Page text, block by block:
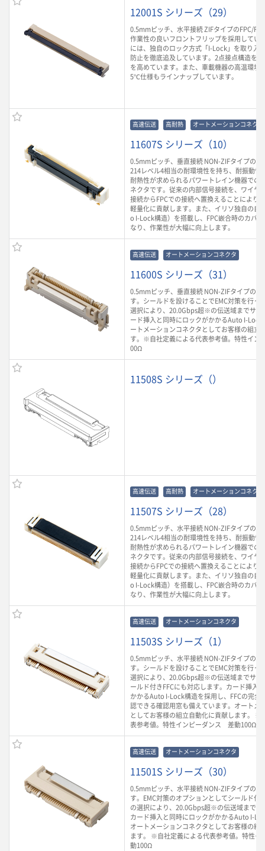
12001S シリーズ（29）
0.5mmピッチ、水平接続 ZIFタイプのFPC/
作業性の良いフロントフリップを採用してい
には、独自のロック方式「I-Lock」を取り入
防止を徹底追及しています。2点接点構造を
を高めています。また、車載機器の高温環境
5℃仕様もラインナップしています。
高速伝送 高耐熱 オートメーションコネクタ
11607S シリーズ（10）
0.5mmピッチ、垂直接続 NON-ZIFタイプの
214レベル4相当の耐環境性を持ち、耐振動
耐熱性が求められるパワートレイン機器での
ネクタです。従来の内部信号接続を、ワイヤ
接続からFPCでの接続へ置換えることにより
軽量化に貢献します。また、イリソ独自の自
o I-Lock構造）を搭載し、FPC嵌合時のカバ
なり、作業性が大幅に向上します。
高速伝送 オートメーションコネクタ
11600S シリーズ（31）
0.5mmピッチ、垂直接続 NON-ZIFタイプの
す。シールドを設けることでEMC対策を行っ
選択により、20.0Gbps超※の伝送域までサポ
ード挿入と同時にロックがかかるAuto I-Lock
ートメーションコネクタとしてお客様の組立
す。※自社定義による代表参考値。特性イ
00Ω
11508S シリーズ（）
高速伝送 高耐熱 オートメーションコネクタ
11507S シリーズ（28）
0.5mmピッチ、水平接続 NON-ZIFタイプの
214レベル4相当の耐環境性を持ち、耐振動
耐熱性が求められるパワートレイン機器での
ネクタです。従来の内部信号接続を、ワイヤ
接続からFPCでの接続へ置換えることにより
軽量化に貢献します。また、イリソ独自の自
o I-Lock構造）を搭載し、FPC嵌合時のカバ
なり、作業性が大幅に向上します。
高速伝送 オートメーションコネクタ
11503S シリーズ（1）
0.5mmピッチ、水平接続 NON-ZIFタイプの
す。シールドを設けることでEMC対策を行っ
選択により、20.0Gbps超※の伝送域までサポ
ールド付きFFCにも対応します。カード挿入
かかるAuto I-Lock構造を採用し、FFCの完全
認できる確認用窓も備えています。オートメ
としてお客様の組立自動化に貢献します。 ※
表参考値。特性インピーダンス 差動100Ω
高速伝送 オートメーションコネクタ
11501S シリーズ（30）
0.5mmピッチ、水平接続 NON-ZIFタイプの
す。EMC対策のオプションとしてシールド付
の選択により、20.0Gbps超※の伝送域までサ
カード挿入と同時にロックがかかるAuto I-
オートメーションコネクタとしてお客様の組
ます。 ※自社定義による代表参考値。特性
動100Ω